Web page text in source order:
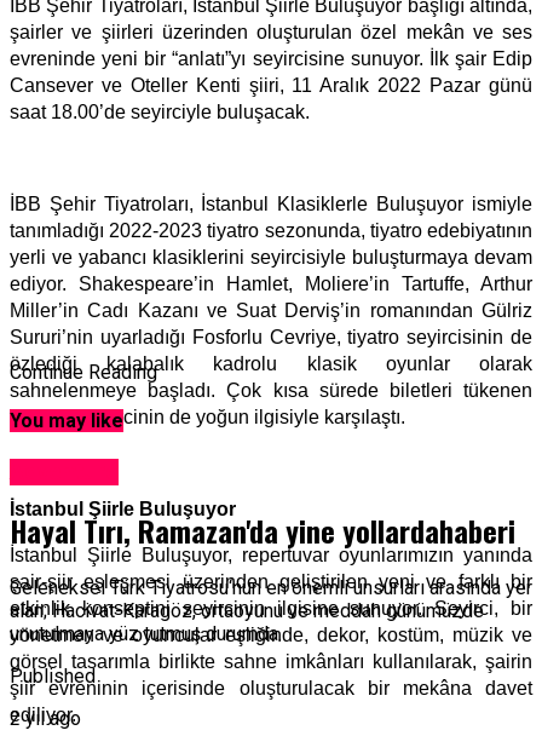
İBB Şehir Tiyatroları, İstanbul Şiirle Buluşuyor başlığı altında,
şairler ve şiirleri üzerinden oluşturulan özel mekân ve ses
evreninde yeni bir “anlatı”yı seyircisine sunuyor. İlk şair Edip
Cansever ve Oteller Kenti şiiri, 11 Aralık 2022 Pazar günü
saat 18.00’de seyirciyle buluşacak.
İBB Şehir Tiyatroları, İstanbul Klasiklerle Buluşuyor ismiyle
tanımladığı 2022-2023 tiyatro sezonunda, tiyatro edebiyatının
yerli ve yabancı klasiklerini seyircisiyle buluşturmaya devam
ediyor. Shakespeare’in Hamlet, Moliere’in Tartuffe, Arthur
Miller’in Cadı Kazanı ve Suat Derviş’in romanından Gülriz
Sururi’nin uyarladığı Fosforlu Cevriye, tiyatro seyircisinin de
özlediği kalabalık kadrolu klasik oyunlar olarak
sahnelenmeye başladı. Çok kısa sürede biletleri tükenen
oyunlar, seyircinin de yoğun ilgisiyle karşılaştı.
İstanbul Şiirle Buluşuyor
İstanbul Şiirle Buluşuyor, repertuvar oyunlarımızın yanında
şair-şiir eşleşmesi üzerinden geliştirilen yeni ve farklı bir
etkinlik konseptini seyircinin ilgisine sunuyor. Seyirci, bir
yönetmen ve oyuncular eşliğinde, dekor, kostüm, müzik ve
görsel tasarımla birlikte sahne imkânları kullanılarak, şairin
şiir evreninin içerisinde oluşturulacak bir mekâna davet
ediliyor.
Continue Reading
You may like
Hayal Tırı, Ramazan'da yine yollardahaberi
Geleneksel Türk Tiyatrosu‘nun en önemli unsurları arasında yer
alan; Hacivat-Karagöz, ortaoyunu ve meddah günümüzde
unutulmaya yüz tutmuş durumda.
Published
2 yıl ago